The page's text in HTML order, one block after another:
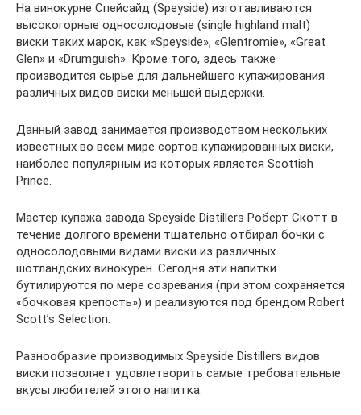
На винокурне Спейсайд (Speyside) изготавливаются
высокогорные односолодовые (single highland malt)
виски таких марок, как «Speyside», «Glentromie», «Great
Glen» и «Drumguish». Кроме того, здесь также
производится сырье для дальнейшего купажирования
различных видов виски меньшей выдержки.
Данный завод занимается производством нескольких
известных во всем мире сортов купажированных виски,
наиболее популярным из которых является Scottish
Prince.
Мастер купажа завода Speyside Distillers Роберт Скотт в
течение долгого времени тщательно отбирал бочки с
односолодовыми видами виски из различных
шотландских винокурен. Сегодня эти напитки
бутилируются по мере созревания (при этом сохраняется
«бочковая крепость») и реализуются под брендом Robert
Scott’s Selection.
Разнообразие производимых Speyside Distillers видов
виски позволяет удовлетворить самые требовательные
вкусы любителей этого напитка.